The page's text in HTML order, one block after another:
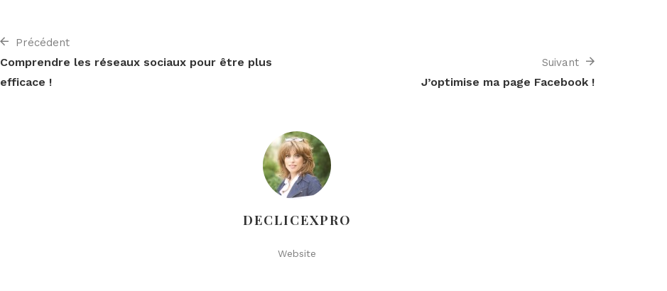
Précédent
Comprendre les réseaux sociaux pour être plus
efficace !
Suivant
J’optimise ma page Facebook !
DECLICEXPRO
Website